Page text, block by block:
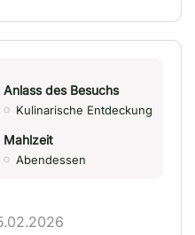
Anlass des Besuchs
Kulinarische Entdeckung
Mahlzeit
Abendessen